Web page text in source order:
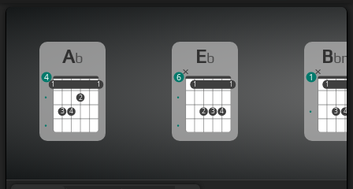
Ab
1
3 4
2
1
1 1
4
Eb
1
2 3 4
1
1 1
6
Bbm
1
3 4
1
1